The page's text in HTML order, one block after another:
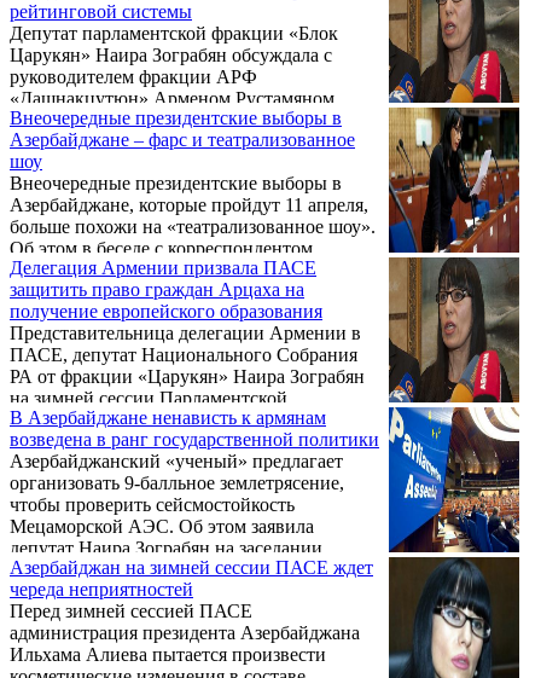
преступления» в парламенте Армении 28
февраля депутат от блока «Царукян» Наира
Зограбян.
рейтинговой системы
Депутат парламентской фракции «Блок
Царукян» Наира Зограбян обсуждала с
руководителем фракции АРФ
«Дашнакцутюн» Арменом Рустамяном
вопрос внесения изменений в
Избирательный кодекс Армении и,
возможно, фракции объединяться для
устранения рейтинговой избирательной
системы.
Внеочередные президентские выборы в
Азербайджане – фарс и театрализованное
шоу
Внеочередные президентские выборы в
Азербайджане, которые пройдут 11 апреля,
больше похожи на «театрализованное шоу».
Об этом в беседе с корреспондентом
Новости Армении – NEWS.am заявила
председатель постоянной парламентской
Комиссии по вопросам европейской
интеграции, депутат фракции «Царукян»
Наира Зограбян.
Делегация Армении призвала ПАСЕ
защитить право граждан Арцаха на
получение европейского образования
Представительница делегации Армении в
ПАСЕ, депутат Национального Собрания
РА от фракции «Царукян» Наира Зограбян
на зимней сессии Парламентской
Ассамблеи Совета Европы в Страсбурге
выступила с речью о праве на получение
образования гражданами непризнанных
государств. Подробности передает пресс-
служба офиса парламентария.
В Азербайджане ненависть к армянам
возведена в ранг государственной политики
Азербайджанский «ученый» предлагает
организовать 9-балльное землетрясение,
чтобы проверить сейсмостойкость
Мецаморской АЭС. Об этом заявила
депутат Наира Зограбян на заседании
ПАСЕ.
Азербайджан на зимней сессии ПАСЕ ждет
череда неприятностей
Перед зимней сессией ПАСЕ
администрация президента Азербайджана
Ильхама Алиева пытается произвести